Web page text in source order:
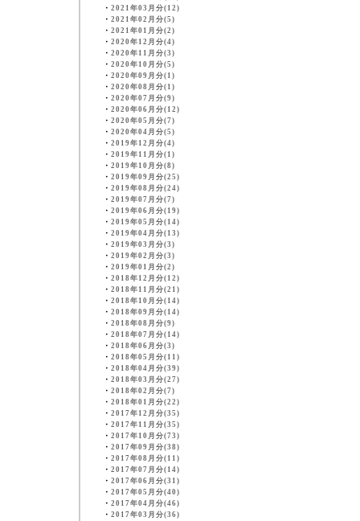
・ 2021年03月分(12)
・ 2021年02月分(5)
・ 2021年01月分(2)
・ 2020年12月分(4)
・ 2020年11月分(3)
・ 2020年10月分(5)
・ 2020年09月分(1)
・ 2020年08月分(1)
・ 2020年07月分(9)
・ 2020年06月分(12)
・ 2020年05月分(7)
・ 2020年04月分(5)
・ 2019年12月分(4)
・ 2019年11月分(1)
・ 2019年10月分(8)
・ 2019年09月分(25)
・ 2019年08月分(24)
・ 2019年07月分(7)
・ 2019年06月分(19)
・ 2019年05月分(14)
・ 2019年04月分(13)
・ 2019年03月分(3)
・ 2019年02月分(3)
・ 2019年01月分(2)
・ 2018年12月分(12)
・ 2018年11月分(21)
・ 2018年10月分(14)
・ 2018年09月分(14)
・ 2018年08月分(9)
・ 2018年07月分(14)
・ 2018年06月分(3)
・ 2018年05月分(11)
・ 2018年04月分(39)
・ 2018年03月分(27)
・ 2018年02月分(7)
・ 2018年01月分(22)
・ 2017年12月分(35)
・ 2017年11月分(35)
・ 2017年10月分(73)
・ 2017年09月分(38)
・ 2017年08月分(11)
・ 2017年07月分(14)
・ 2017年06月分(31)
・ 2017年05月分(40)
・ 2017年04月分(46)
・ 2017年03月分(36)